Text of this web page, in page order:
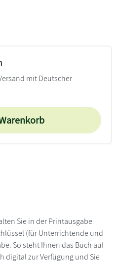
mit Deutscher
Sie in der Printausgabe
(für Unterrichtende und
So steht Ihnen das Buch auf
digital zur Verfügung und Sie